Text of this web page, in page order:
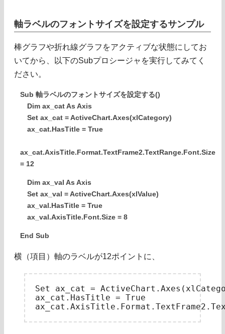
軸ラベルのフォントサイズを設定するサンプル
棒グラフや折れ線グラフをアクティブな状態にしてお
いてから、以下のSubプロシージャを実行してみてく
ださい。
Sub 軸ラベルのフォントサイズを設定する()
Dim ax_cat As Axis
Set ax_cat = ActiveChart.Axes(xlCategory)
ax_cat.HasTitle = True
ax_cat.AxisTitle.Format.TextFrame2.TextRange.Font.Size
= 12
Dim ax_val As Axis
Set ax_val = ActiveChart.Axes(xlValue)
ax_val.HasTitle = True
ax_val.AxisTitle.Font.Size = 8
End Sub
横（項目）軸のラベルが12ポイントに、
Set ax_cat =
ax_cat.HasTitle = True